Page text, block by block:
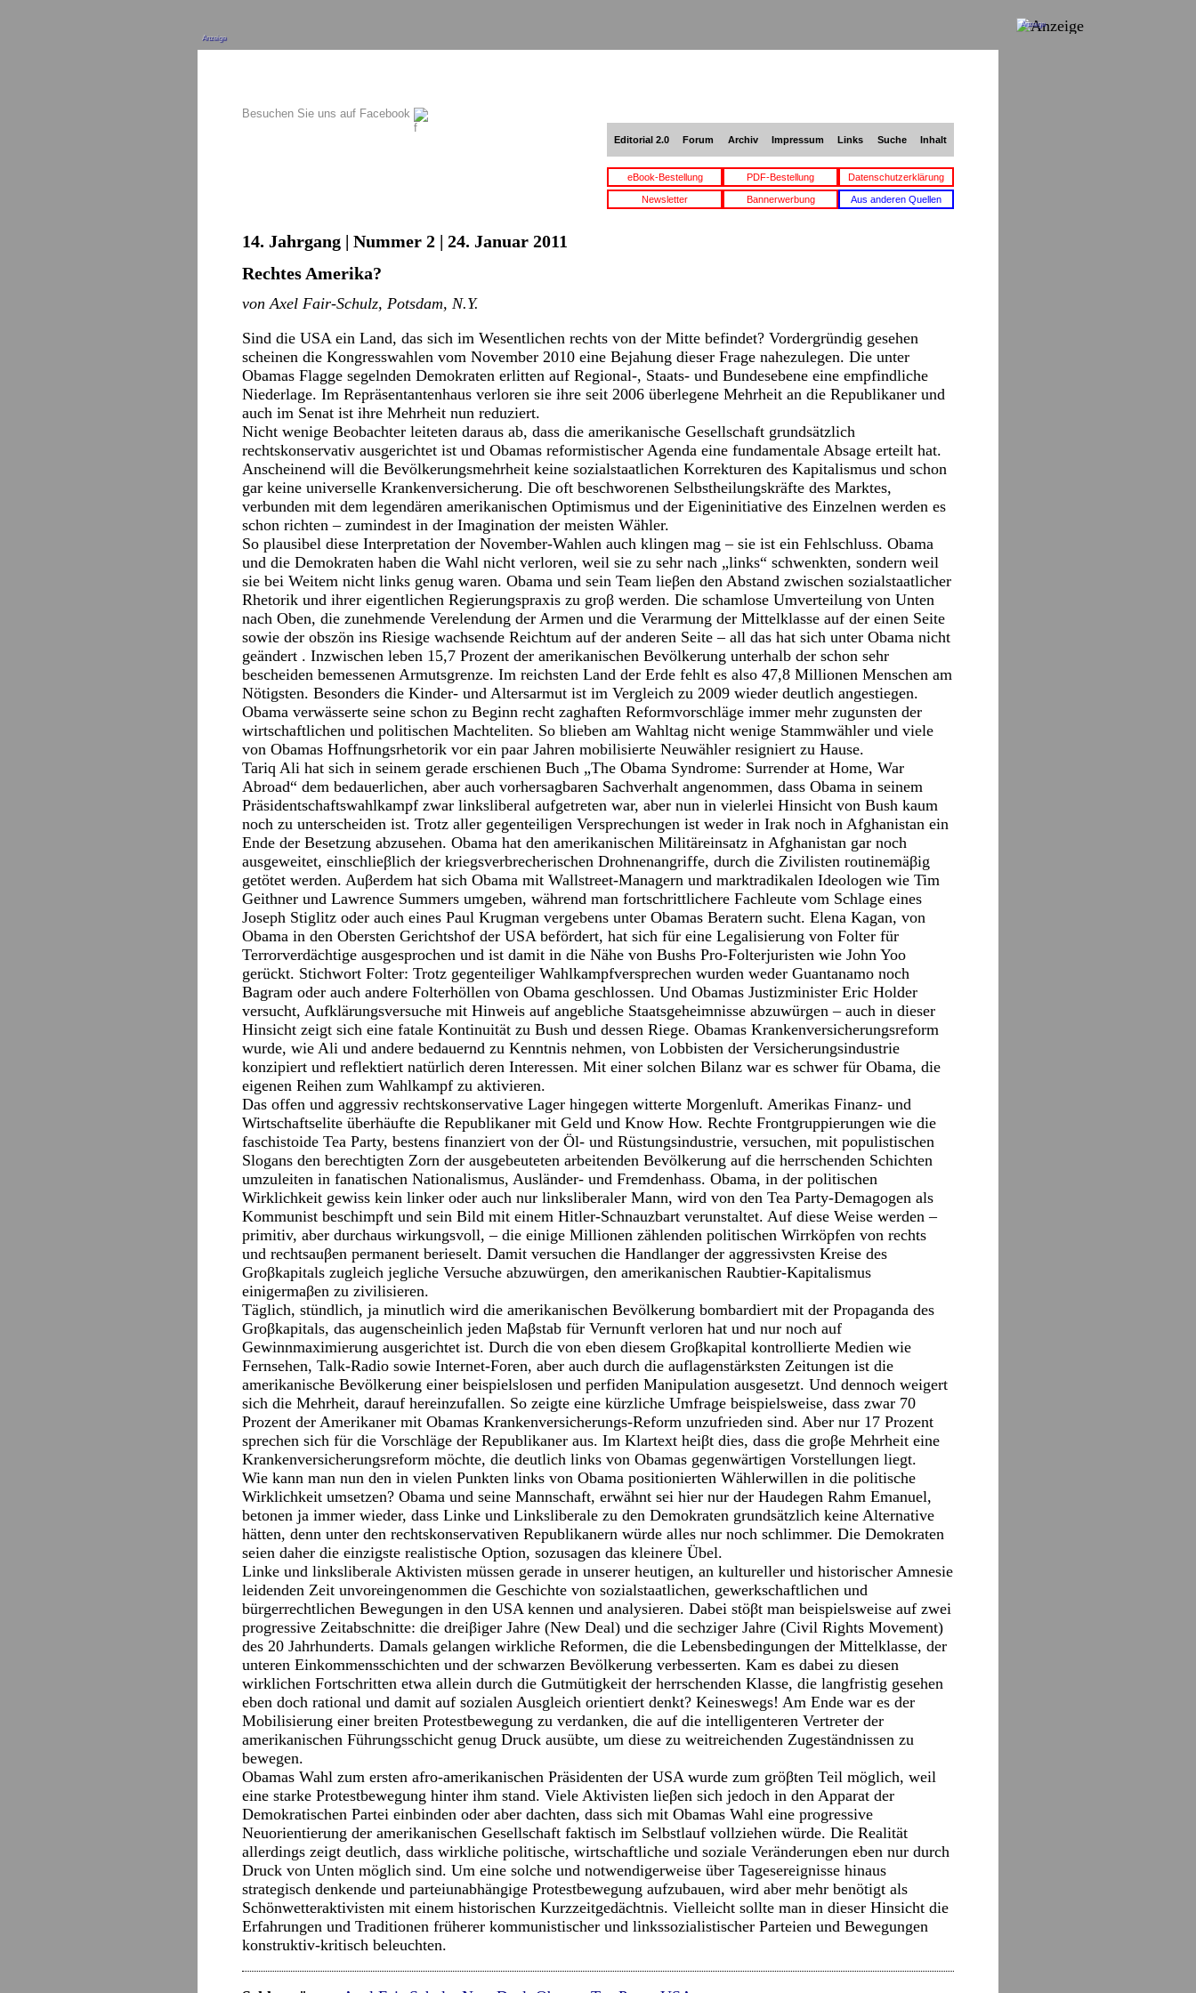
Anzeige
Besuchen Sie uns auf Facebook
Editorial 2.0 Forum Archiv Impressum Links Suche Inhalt
eBook-Bestellung PDF-Bestellung Datenschutzerklärung
Newsletter Bannerwerbung Aus anderen Quellen
14. Jahrgang | Nummer 2 | 24. Januar 2011
Rechtes Amerika?
von Axel Fair-Schulz, Potsdam, N.Y.
Sind die USA ein Land, das sich im Wesentlichen rechts von der Mitte befindet? Vordergründig gesehen
scheinen die Kongresswahlen vom November 2010 eine Bejahung dieser Frage nahezulegen. Die unter
Obamas Flagge segelnden Demokraten erlitten auf Regional-, Staats- und Bundesebene eine empfindliche
Niederlage. Im Repräsentantenhaus verloren sie ihre seit 2006 überlegene Mehrheit an die Republikaner und
auch im Senat ist ihre Mehrheit nun reduziert.
Nicht wenige Beobachter leiteten daraus ab, dass die amerikanische Gesellschaft grundsätzlich
rechtskonservativ ausgerichtet ist und Obamas reformistischer Agenda eine fundamentale Absage erteilt hat.
Anscheinend will die Bevölkerungsmehrheit keine sozialstaatlichen Korrekturen des Kapitalismus und schon
gar keine universelle Krankenversicherung. Die oft beschworenen Selbstheilungskräfte des Marktes,
verbunden mit dem legendären amerikanischen Optimismus und der Eigeninitiative des Einzelnen werden es
schon richten – zumindest in der Imagination der meisten Wähler.
So plausibel diese Interpretation der November-Wahlen auch klingen mag – sie ist ein Fehlschluss. Obama
und die Demokraten haben die Wahl nicht verloren, weil sie zu sehr nach „links“ schwenkten, sondern weil
sie bei Weitem nicht links genug waren. Obama und sein Team lieβen den Abstand zwischen sozialstaatlicher
Rhetorik und ihrer eigentlichen Regierungspraxis zu groβ werden. Die schamlose Umverteilung von Unten
nach Oben, die zunehmende Verelendung der Armen und die Verarmung der Mittelklasse auf der einen Seite
sowie der obszön ins Riesige wachsende Reichtum auf der anderen Seite – all das hat sich unter Obama nicht
geändert . Inzwischen leben 15,7 Prozent der amerikanischen Bevölkerung unterhalb der schon sehr
bescheiden bemessenen Armutsgrenze. Im reichsten Land der Erde fehlt es also 47,8 Millionen Menschen am
Nötigsten. Besonders die Kinder- und Altersarmut ist im Vergleich zu 2009 wieder deutlich angestiegen.
Obama verwässerte seine schon zu Beginn recht zaghaften Reformvorschläge immer mehr zugunsten der
wirtschaftlichen und politischen Machteliten. So blieben am Wahltag nicht wenige Stammwähler und viele
von Obamas Hoffnungsrhetorik vor ein paar Jahren mobilisierte Neuwähler resigniert zu Hause.
Tariq Ali hat sich in seinem gerade erschienen Buch „The Obama Syndrome: Surrender at Home, War
Abroad“ dem bedauerlichen, aber auch vorhersagbaren Sachverhalt angenommen, dass Obama in seinem
Präsidentschaftswahlkampf zwar linksliberal aufgetreten war, aber nun in vielerlei Hinsicht von Bush kaum
noch zu unterscheiden ist. Trotz aller gegenteiligen Versprechungen ist weder in Irak noch in Afghanistan ein
Ende der Besetzung abzusehen. Obama hat den amerikanischen Militäreinsatz in Afghanistan gar noch
ausgeweitet, einschlieβlich der kriegsverbrecherischen Drohnenangriffe, durch die Zivilisten routinemäβig
getötet werden. Auβerdem hat sich Obama mit Wallstreet-Managern und marktradikalen Ideologen wie Tim
Geithner und Lawrence Summers umgeben, während man fortschrittlichere Fachleute vom Schlage eines
Joseph Stiglitz oder auch eines Paul Krugman vergebens unter Obamas Beratern sucht. Elena Kagan, von
Obama in den Obersten Gerichtshof der USA befördert, hat sich für eine Legalisierung von Folter für
Terrorverdächtige ausgesprochen und ist damit in die Nähe von Bushs Pro-Folterjuristen wie John Yoo
gerückt. Stichwort Folter: Trotz gegenteiliger Wahlkampfversprechen wurden weder Guantanamo noch
Bagram oder auch andere Folterhöllen von Obama geschlossen. Und Obamas Justizminister Eric Holder
versucht, Aufklärungsversuche mit Hinweis auf angebliche Staatsgeheimnisse abzuwürgen – auch in dieser
Hinsicht zeigt sich eine fatale Kontinuität zu Bush und dessen Riege. Obamas Krankenversicherungsreform
wurde, wie Ali und andere bedauernd zu Kenntnis nehmen, von Lobbisten der Versicherungsindustrie
konzipiert und reflektiert natürlich deren Interessen. Mit einer solchen Bilanz war es schwer für Obama, die
eigenen Reihen zum Wahlkampf zu aktivieren.
Das offen und aggressiv rechtskonservative Lager hingegen witterte Morgenluft. Amerikas Finanz- und
Wirtschaftselite überhäufte die Republikaner mit Geld und Know How. Rechte Frontgruppierungen wie die
faschistoide Tea Party, bestens finanziert von der Öl- und Rüstungsindustrie, versuchen, mit populistischen
Slogans den berechtigten Zorn der ausgebeuteten arbeitenden Bevölkerung auf die herrschenden Schichten
umzuleiten in fanatischen Nationalismus, Ausländer- und Fremdenhass. Obama, in der politischen
Wirklichkeit gewiss kein linker oder auch nur linksliberaler Mann, wird von den Tea Party-Demagogen als
Kommunist beschimpft und sein Bild mit einem Hitler-Schnauzbart verunstaltet. Auf diese Weise werden –
primitiv, aber durchaus wirkungsvoll, – die einige Millionen zählenden politischen Wirrköpfen von rechts
und rechtsauβen permanent berieselt. Damit versuchen die Handlanger der aggressivsten Kreise des
Groβkapitals zugleich jegliche Versuche abzuwürgen, den amerikanischen Raubtier-Kapitalismus
einigermaβen zu zivilisieren.
Täglich, stündlich, ja minutlich wird die amerikanischen Bevölkerung bombardiert mit der Propaganda des
Groβkapitals, das augenscheinlich jeden Maβstab für Vernunft verloren hat und nur noch auf
Gewinnmaximierung ausgerichtet ist. Durch die von eben diesem Groβkapital kontrollierte Medien wie
Fernsehen, Talk-Radio sowie Internet-Foren, aber auch durch die auflagenstärksten Zeitungen ist die
amerikanische Bevölkerung einer beispielslosen und perfiden Manipulation ausgesetzt. Und dennoch weigert
sich die Mehrheit, darauf hereinzufallen. So zeigte eine kürzliche Umfrage beispielsweise, dass zwar 70
Prozent der Amerikaner mit Obamas Krankenversicherungs-Reform unzufrieden sind. Aber nur 17 Prozent
sprechen sich für die Vorschläge der Republikaner aus. Im Klartext heiβt dies, dass die groβe Mehrheit eine
Krankenversicherungsreform möchte, die deutlich links von Obamas gegenwärtigen Vorstellungen liegt.
Wie kann man nun den in vielen Punkten links von Obama positionierten Wählerwillen in die politische
Wirklichkeit umsetzen? Obama und seine Mannschaft, erwähnt sei hier nur der Haudegen Rahm Emanuel,
betonen ja immer wieder, dass Linke und Linksliberale zu den Demokraten grundsätzlich keine Alternative
hätten, denn unter den rechtskonservativen Republikanern würde alles nur noch schlimmer. Die Demokraten
seien daher die einzigste realistische Option, sozusagen das kleinere Übel.
Linke und linksliberale Aktivisten müssen gerade in unserer heutigen, an kultureller und historischer Amnesie
leidenden Zeit unvoreingenommen die Geschichte von sozialstaatlichen, gewerkschaftlichen und
bürgerrechtlichen Bewegungen in den USA kennen und analysieren. Dabei stöβt man beispielsweise auf zwei
progressive Zeitabschnitte: die dreiβiger Jahre (New Deal) und die sechziger Jahre (Civil Rights Movement)
des 20 Jahrhunderts. Damals gelangen wirkliche Reformen, die die Lebensbedingungen der Mittelklasse, der
unteren Einkommensschichten und der schwarzen Bevölkerung verbesserten. Kam es dabei zu diesen
wirklichen Fortschritten etwa allein durch die Gutmütigkeit der herrschenden Klasse, die langfristig gesehen
eben doch rational und damit auf sozialen Ausgleich orientiert denkt? Keineswegs! Am Ende war es der
Mobilisierung einer breiten Protestbewegung zu verdanken, die auf die intelligenteren Vertreter der
amerikanischen Führungsschicht genug Druck ausübte, um diese zu weitreichenden Zugeständnissen zu
bewegen.
Obamas Wahl zum ersten afro-amerikanischen Präsidenten der USA wurde zum gröβten Teil möglich, weil
eine starke Protestbewegung hinter ihm stand. Viele Aktivisten lieβen sich jedoch in den Apparat der
Demokratischen Partei einbinden oder aber dachten, dass sich mit Obamas Wahl eine progressive
Neuorientierung der amerikanischen Gesellschaft faktisch im Selbstlauf vollziehen würde. Die Realität
allerdings zeigt deutlich, dass wirkliche politische, wirtschaftliche und soziale Veränderungen eben nur durch
Druck von Unten möglich sind. Um eine solche und notwendigerweise über Tagesereignisse hinaus
strategisch denkende und parteiunabhängige Protestbewegung aufzubauen, wird aber mehr benötigt als
Schönwetteraktivisten mit einem historischen Kurzzeitgedächtnis. Vielleicht sollte man in dieser Hinsicht die
Erfahrungen und Traditionen früherer kommunistischer und linkssozialistischer Parteien und Bewegungen
konstruktiv-kritisch beleuchten.
Anzeige